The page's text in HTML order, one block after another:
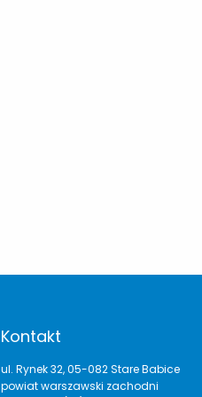
Kontakt
ul. Rynek 32, 05-082 Stare Babice
powiat warszawski zachodni